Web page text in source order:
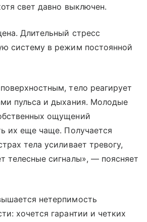
свет давно выключен.
Длительный стресс
систему в режим постоянной
тело реагирует
пульса и дыхания. Молодые
ощущений
их еще чаще. Получается
тела усиливает тревогу,
телесные сигналы», — поясняет
нетерпимость
хочется гарантии и четких